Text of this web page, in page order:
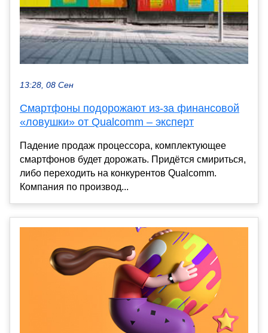
13:28, 08 Сен
Смартфоны подорожают из-за финансовой
«ловушки» от Qualcomm – эксперт
Падение продаж процессора, комплектующее
смартфонов будет дорожать. Придётся смириться,
либо переходить на конкурентов Qualcomm.
Компания по производ...